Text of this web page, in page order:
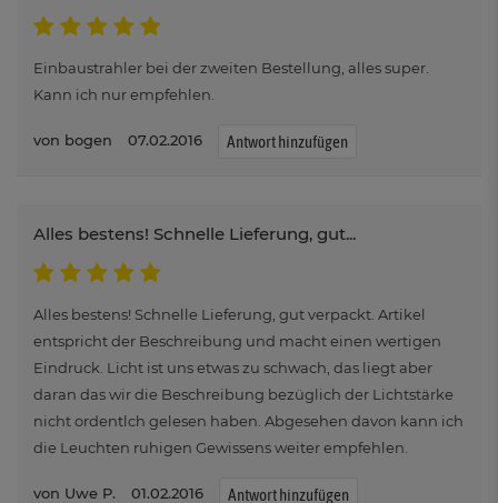
Einbaustrahler bei der zweiten Bestellung, alles super.
Kann ich nur empfehlen.
bogen 07.02.2016 Antwort hinzufügen
Alles bestens! Schnelle Lieferung, gut...
Alles bestens! Schnelle Lieferung, gut verpackt. Artikel
entspricht der Beschreibung und macht einen wertigen
Eindruck. Licht ist uns etwas zu schwach, das liegt aber
daran das wir die Beschreibung bezüglich der Lichtstärke
nicht ordentlch gelesen haben. Abgesehen davon kann ich
die Leuchten ruhigen Gewissens weiter empfehlen.
Uwe P. 01.02.2016 Antwort hinzufügen